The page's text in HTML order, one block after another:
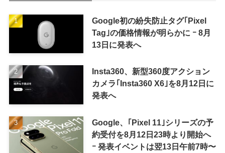
Google初の紛失防止タグ｢Pixel
Tag｣の価格情報が明らかに ｰ 8月
13日に発表へ
Insta360、新型360度アクション
カメラ｢Insta360 X6｣を8月12日に
発表へ
Google、｢Pixel 11｣シリーズの予
約受付を8月12日23時より開始へ
ｰ 発表イベントは翌13日午前7時〜